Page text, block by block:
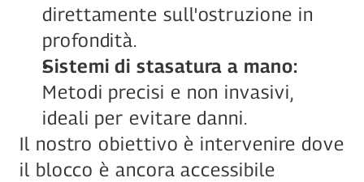
direttamente sull'ostruzione in
profondità.
Metodi precisi e non invasivi,
ideali per evitare danni.
Il nostro obiettivo è intervenire dove
il blocco è ancora accessibile